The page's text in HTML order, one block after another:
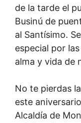
de la tarde el
Businú de
al Santísimo.
especial por
alma y vida de
No te pierdas
este
Alcaldía de